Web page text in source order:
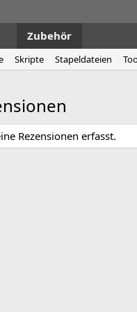
Zubehör
Skripte Stapeldateien
Rezensionen erfasst.